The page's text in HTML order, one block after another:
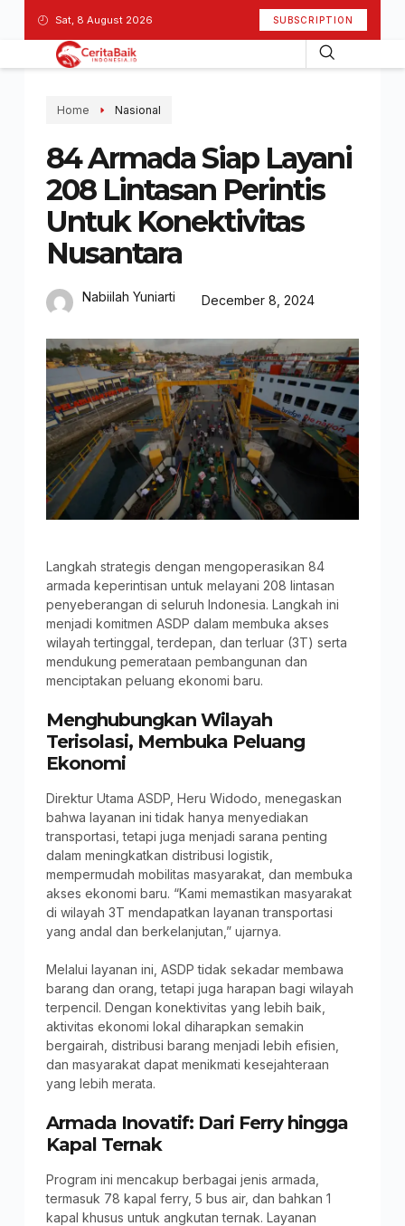
Sat, 8 August 2026 SUBSCRIPTION
Home Nasional
84 Armada Siap Layani
208 Lintasan Perintis
Untuk Konektivitas
Nusantara
Nabiilah Yuniarti December 8, 2024
Langkah strategis dengan mengoperasikan 84
armada keperintisan untuk melayani 208 lintasan
penyeberangan di seluruh Indonesia. Langkah ini
menjadi komitmen ASDP dalam membuka akses
wilayah tertinggal, terdepan, dan terluar (3T) serta
mendukung pemerataan pembangunan dan
menciptakan peluang ekonomi baru.
Menghubungkan Wilayah
Terisolasi, Membuka Peluang
Ekonomi
Direktur Utama ASDP, Heru Widodo, menegaskan
bahwa layanan ini tidak hanya menyediakan
transportasi, tetapi juga menjadi sarana penting
dalam meningkatkan distribusi logistik,
mempermudah mobilitas masyarakat, dan membuka
akses ekonomi baru. “Kami memastikan masyarakat
di wilayah 3T mendapatkan layanan transportasi
yang andal dan berkelanjutan,” ujarnya.
Melalui layanan ini, ASDP tidak sekadar membawa
barang dan orang, tetapi juga harapan bagi wilayah
terpencil. Dengan konektivitas yang lebih baik,
aktivitas ekonomi lokal diharapkan semakin
bergairah, distribusi barang menjadi lebih efisien,
dan masyarakat dapat menikmati kesejahteraan
yang lebih merata.
Armada Inovatif: Dari Ferry hingga
Kapal Ternak
Program ini mencakup berbagai jenis armada,
termasuk 78 kapal ferry, 5 bus air, dan bahkan 1
kapal khusus untuk angkutan ternak. Layanan